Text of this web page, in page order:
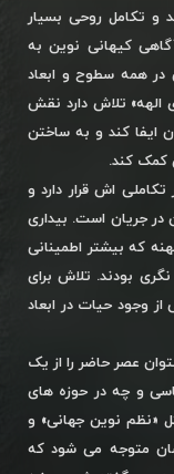
تکامل روحی بسیار
کیهانی نوین به
در همه سطوح و ابعاد
الهه» تلاش دارد نقش
ایفا کند و به ساختن
کمک کند.
اش قرار دارد و
جریان است. بیداری
که بیشتر اطمینانی
بودند. تلاش برای
وجود حیات در ابعاد
عصر حاضر را از یک
و چه در حوزه های
«نظم نوین جهانی» و
متوجه می شود که